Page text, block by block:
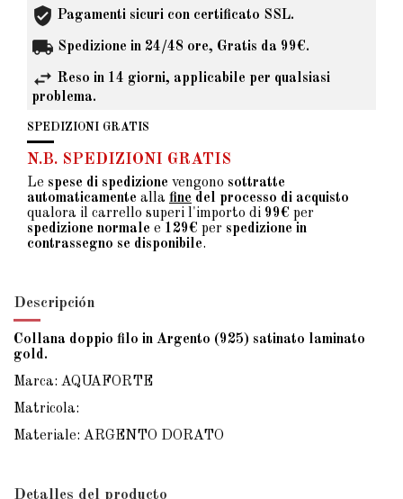
Pagamenti sicuri con certificato SSL.
Spedizione in 24/48 ore, Gratis da 99€.
Reso in 14 giorni, applicabile per qualsiasi
problema.
SPEDIZIONI GRATIS
N.B. SPEDIZIONI GRATIS
Le spese di spedizione vengono sottratte
automaticamente alla fine del processo di acquisto
qualora il carrello superi l'importo di 99€ per
spedizione normale e 129€ per spedizione in
contrassegno se disponibile.
Descripción
Collana doppio filo in Argento (925) satinato laminato
gold.
Marca: AQUAFORTE
Matricola:
Materiale: ARGENTO DORATO
Detalles del producto